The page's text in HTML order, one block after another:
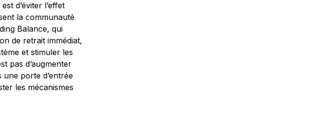
d’éviter l’effet
la communauté
Balance, qui
de retrait immédiat,
et stimuler les
pas d’augmenter
porte d’entrée
les mécanismes